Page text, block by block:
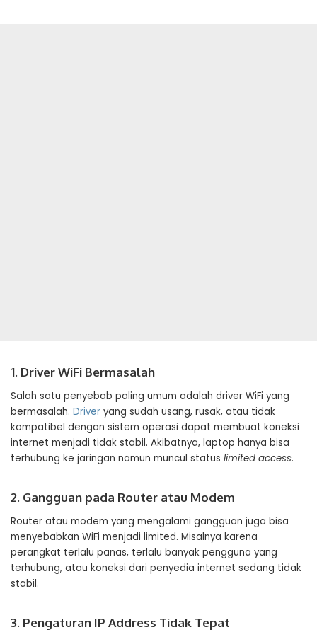
1. Driver WiFi Bermasalah
Salah satu penyebab paling umum adalah driver WiFi yang
bermasalah. Driver yang sudah usang, rusak, atau tidak
kompatibel dengan sistem operasi dapat membuat koneksi
internet menjadi tidak stabil. Akibatnya, laptop hanya bisa
terhubung ke jaringan namun muncul status limited access.
2. Gangguan pada Router atau Modem
Router atau modem yang mengalami gangguan juga bisa
menyebabkan WiFi menjadi limited. Misalnya karena
perangkat terlalu panas, terlalu banyak pengguna yang
terhubung, atau koneksi dari penyedia internet sedang tidak
stabil.
3. Pengaturan IP Address Tidak Tepat